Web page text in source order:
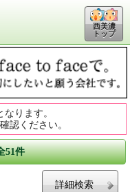
西美濃
トップ
ります。
認ください。
]全51件
詳細検索